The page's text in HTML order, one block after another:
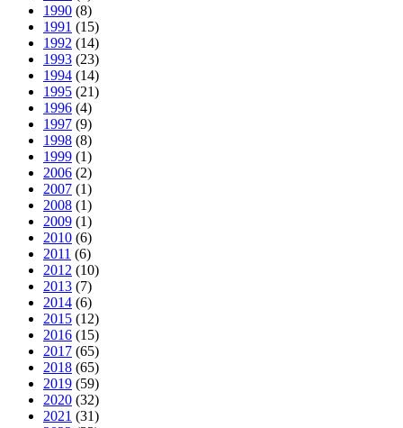
1990 (8)
1991 (15)
1992 (14)
1993 (23)
1994 (14)
1995 (21)
1996 (4)
1997 (9)
1998 (8)
1999 (1)
2006 (2)
2007 (1)
2008 (1)
2009 (1)
2010 (6)
2011 (6)
2012 (10)
2013 (7)
2014 (6)
2015 (12)
2016 (15)
2017 (65)
2018 (65)
2019 (59)
2020 (32)
2021 (31)